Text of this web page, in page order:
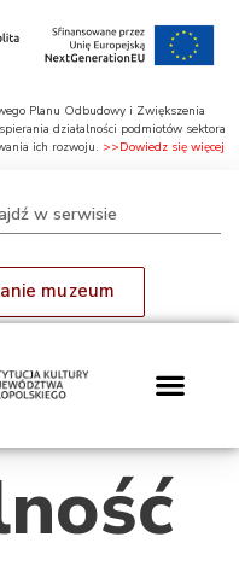
Planu Odbudowy i Zwiększenia
działalności podmiotów sektora
ich rozwoju. >>Dowiedz się więcej
muzeum